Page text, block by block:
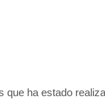
ha estado